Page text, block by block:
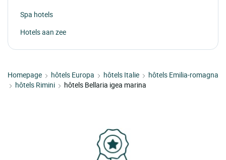
Spa hotels
Hotels aan zee
Homepage hôtels Europa hôtels Italie
hôtels Emilia-romagna
hôtels Rimini
hôtels Bellaria igea marina